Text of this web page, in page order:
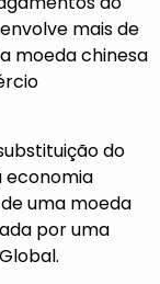
mais de
moeda chinesa
do
economia
uma moeda
por uma